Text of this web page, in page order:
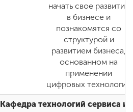
начать свое развитие
в бизнесе и
познакомятся со
структурой и
развитием бизнеса,
основанном на
применении
цифровых технологий
Кафедра технологий сервиса и